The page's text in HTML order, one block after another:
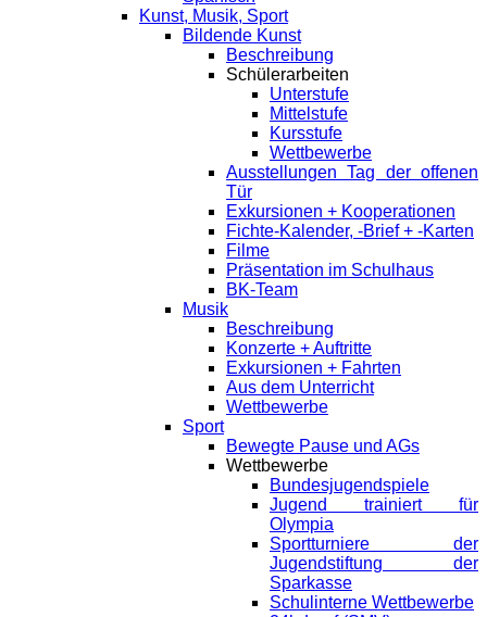
Kunst, Musik, Sport
Bildende Kunst
Beschreibung
Schülerarbeiten
Unterstufe
Mittelstufe
Kursstufe
Wettbewerbe
Ausstellungen Tag der offenen
Tür
Exkursionen + Kooperationen
Fichte-Kalender, -Brief + -Karten
Filme
Präsentation im Schulhaus
BK-Team
Musik
Beschreibung
Konzerte + Auftritte
Exkursionen + Fahrten
Aus dem Unterricht
Wettbewerbe
Sport
Bewegte Pause und AGs
Wettbewerbe
Bundesjugendspiele
Jugend trainiert für
Olympia
Sportturniere der
Jugendstiftung der
Sparkasse
Schulinterne Wettbewerbe